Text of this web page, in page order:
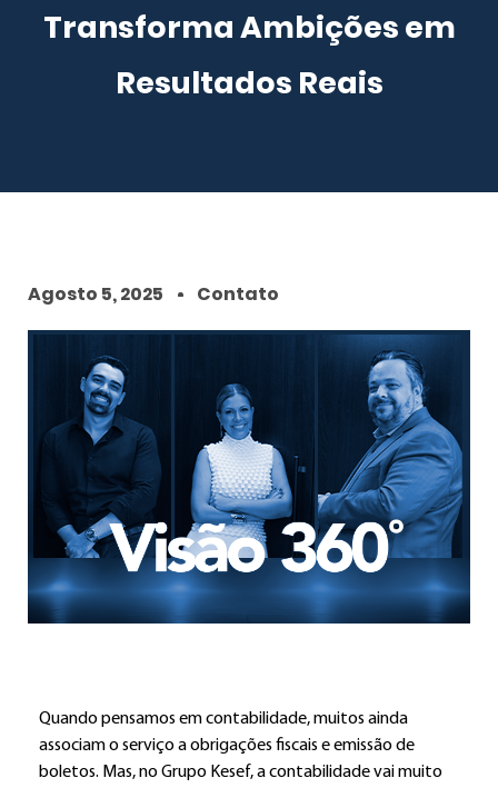
Transforma Ambições em
Resultados Reais
Agosto 5, 2025 Contato
Quando pensamos em contabilidade, muitos ainda
associam o serviço a obrigações fiscais e emissão de
boletos. Mas, no Grupo Kesef, a contabilidade vai muito